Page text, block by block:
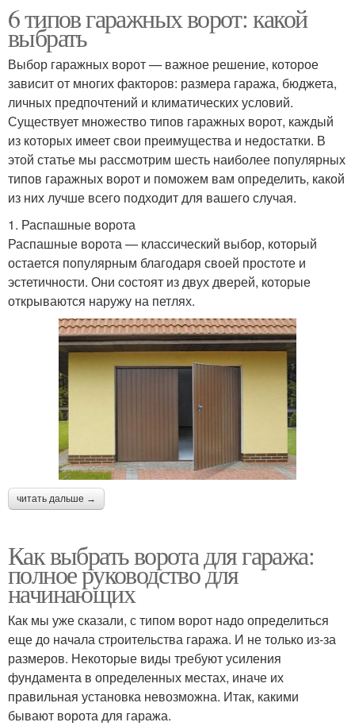
6 типов гаражных ворот: какой
выбрать
Выбор гаражных ворот — важное решение, которое
зависит от многих факторов: размера гаража, бюджета,
личных предпочтений и климатических условий.
Существует множество типов гаражных ворот, каждый
из которых имеет свои преимущества и недостатки. В
этой статье мы рассмотрим шесть наиболее популярных
типов гаражных ворот и поможем вам определить, какой
из них лучше всего подходит для вашего случая.
1. Распашные ворота
Распашные ворота — классический выбор, который
остается популярным благодаря своей простоте и
эстетичности. Они состоят из двух дверей, которые
открываются наружу на петлях.
читать дальше →
Как выбрать ворота для гаража:
полное руководство для
начинающих
Как мы уже сказали, с типом ворот надо определиться
еще до начала строительства гаража. И не только из-за
размеров. Некоторые виды требуют усиления
фундамента в определенных местах, иначе их
правильная установка невозможна. Итак, какими
бывают ворота для гаража.